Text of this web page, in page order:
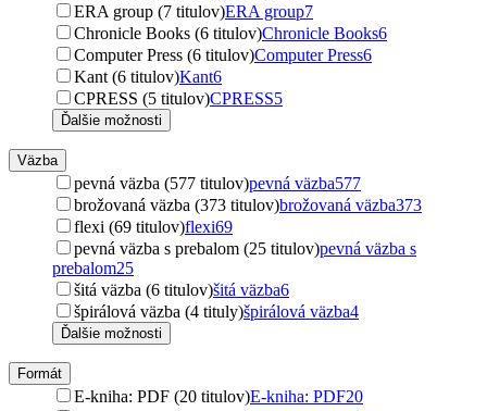
ERA group (7 titulov)ERA group7
Chronicle Books (6 titulov)Chronicle Books6
Computer Press (6 titulov)Computer Press6
Kant (6 titulov)Kant6
CPRESS (5 titulov)CPRESS5
Ďalšie možnosti
Väzba
pevná väzba (577 titulov)pevná väzba577
brožovaná väzba (373 titulov)brožovaná väzba373
flexi (69 titulov)flexi69
pevná väzba s prebalom (25 titulov)pevná väzba s
prebalom25
šitá väzba (6 titulov)šitá väzba6
špirálová väzba (4 tituly)špirálová väzba4
Ďalšie možnosti
Formát
E-kniha: PDF (20 titulov)E-kniha: PDF20